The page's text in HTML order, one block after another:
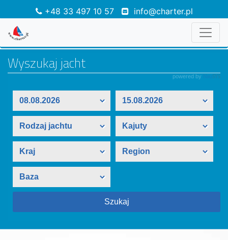
+48 33 497 10 57 info@charter.pl